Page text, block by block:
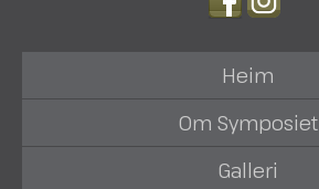
Heim
Om Symposiet
Galleri